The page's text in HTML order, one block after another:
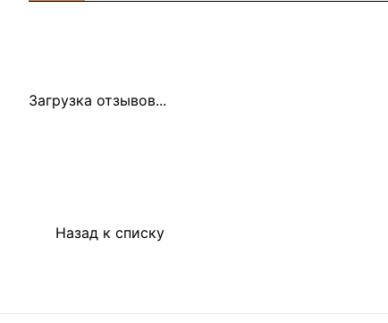
Загрузка отзывов...
Назад к списку